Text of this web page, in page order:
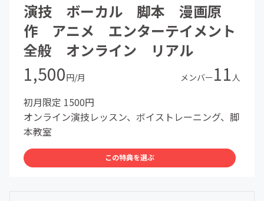
演技 ボーカル 脚本 漫画原
作 アニメ エンターテイメント
全般 オンライン リアル
1,500円/月 メンバー11 人
初月限定 1500円
オンライン演技レッスン、ボイストレーニング、脚
本教室
この特典を選ぶ